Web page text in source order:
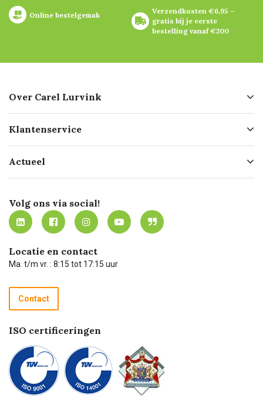
Online bestelgemak
Verzendkosten €6,95 –
gratis bij je eerste
bestelling vanaf €200
Over Carel Lurvink
Geschiedenis
Missie
Werken bij Carel Lurvink
MVO
Klantenservice
Bezorgen
Mijn Carel Lurvink
Mijn Carel Lurvink instructievideo's
Carel Lurvink App
Hulp op afstand
Technische dienst
Recycle programma
Betalen
Actueel
Innovation LAB
Tevreden klanten
Carel Lurvink Blog
Carel de podcast
Volg ons via social!
Locatie en contact
Ma. t/m vr. : 8:15 tot 17:15 uur
Contact
ISO certificeringen